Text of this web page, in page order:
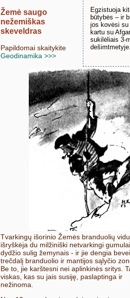
Egzistuoja
būtybės – ir
jos kovėsi su
kartu su
sukilėliais 3-
Žemė saugo
nežemiškas
skeveldras
Papildomai skaitykite
Geodinamika >>>
Tvarkingų išorinio Žemės branduolių
išryškėja du milžiniški netvarkingi
dydžio sulig žemynais - ir jie dengia
trečdalį branduolio ir mantijos sąlyčio
Be to, jie karštesni nei aplinkinės sritys.
viskas, kas su jais susiję, paslaptinga ir
nežinoma.